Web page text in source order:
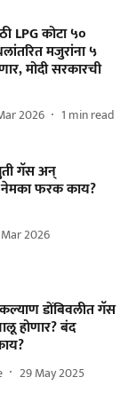
LPG कोटा ५०
मजुरांना ५
मोदी सरकारची
2026 1 min read
गॅस अन्
नेमका फरक काय?
2026
डोंबिवलीत गॅस
होणार? बंद
29 May 2025